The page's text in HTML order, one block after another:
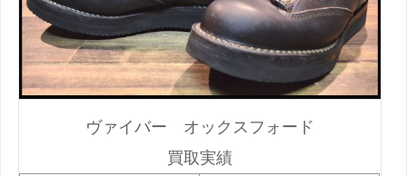
ヴァイバー オックスフォード
買取実績